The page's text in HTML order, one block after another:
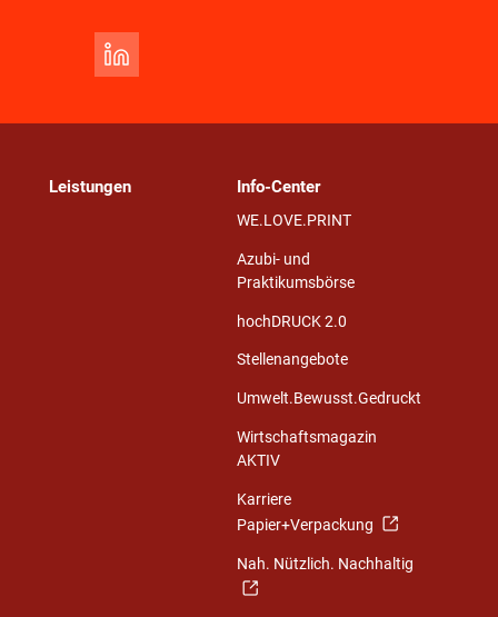
Leistungen Info-Center
WE.LOVE.PRINT
Azubi- und
Praktikumsbörse
hochDRUCK 2.0
Stellenangebote
Umwelt.Bewusst.Gedruckt
Wirtschaftsmagazin
AKTIV
Karriere
Papier+Verpackung
Nah. Nützlich. Nachhaltig